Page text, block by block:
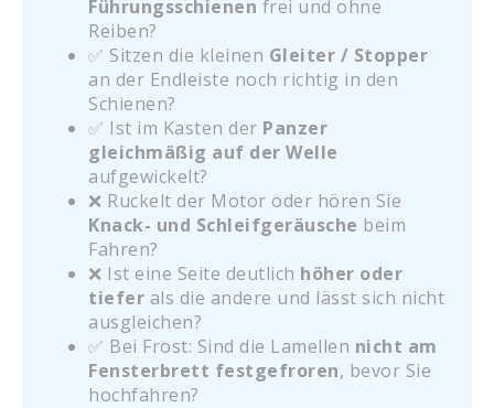
Führungsschienen frei und ohne
Reiben?
✅ Sitzen die kleinen Gleiter / Stopper
an der Endleiste noch richtig in den
Schienen?
✅ Ist im Kasten der Panzer
gleichmäßig auf der Welle
aufgewickelt?
❌ Ruckelt der Motor oder hören Sie
Knack- und Schleifgeräusche beim
Fahren?
❌ Ist eine Seite deutlich höher oder
tiefer als die andere und lässt sich nicht
ausgleichen?
✅ Bei Frost: Sind die Lamellen nicht am
Fensterbrett festgefroren, bevor Sie
hochfahren?